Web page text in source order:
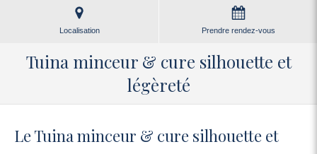
Localisation Prendre rendez-vous
Tuina minceur & cure silhouette et
légèreté
Le Tuina minceur & cure silhouette et